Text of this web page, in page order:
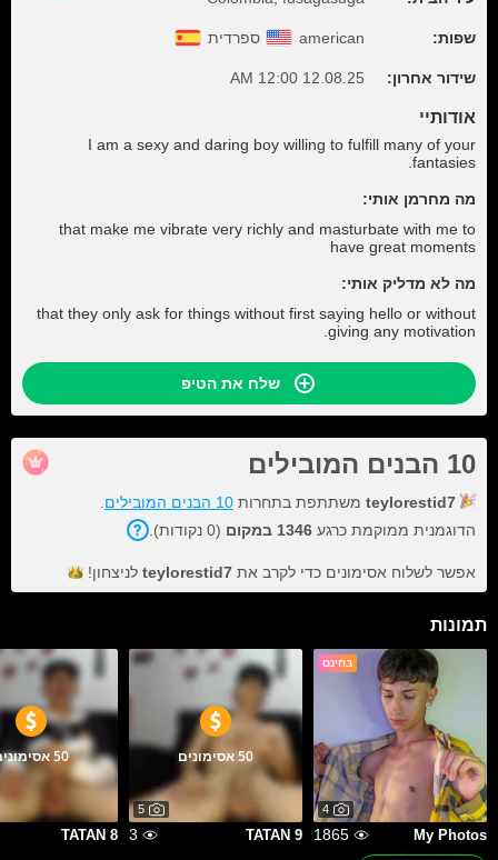
שפות: american ספרדית
שידור אחרון: 12.08.25 12:00 AM
אודותיי
I am a sexy and daring boy willing to fulfill many of your
fantasies.
מה מחרמן אותי:
that make me vibrate very richly and masturbate with me to
have great moments
מה לא מדליק אותי:
that they only ask for things without first saying hello or without
giving any motivation.
שלח את הטיפ
10 הבנים המובילים
teylorestid7 משתתפת בתחרות 10 הבנים המובילים
הדוגמנית ממוקמת כרגע 1346 במקום (0 נקודות).
אפשר לשלוח אסימונים כדי לקרב את teylorestid7 לניצחון!
תמונות
בחינם
4
My Photos
1865
50 אסימונים
5
TATAN 9
3
50 אסימונים
TATAN 8